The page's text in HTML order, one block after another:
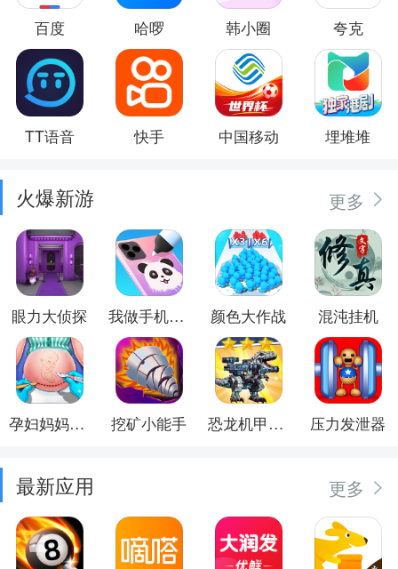
百度 哈啰 韩小圈 夸克
TT语音 快手 中国移动 埋堆堆
火爆新游 更多
眼力大侦探 我做手机壳特好看 颜色大作战 混沌挂机
孕妇妈妈日记 挖矿小能手 恐龙机甲射手 压力发泄器
最新应用 更多